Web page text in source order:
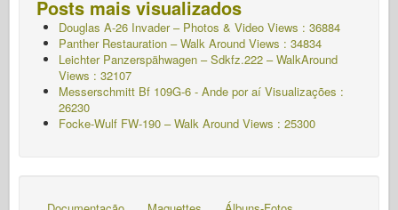
Posts mais visualizados
Douglas A-26 Invader – Photos & Video Views : 36884
Panther Restauration – Walk Around Views : 34834
Leichter Panzerspähwagen – Sdkfz.222 – WalkAround
Views : 32107
Messerschmitt Bf 109G-6 - Ande por aí Visualizações :
26230
Focke-Wulf FW-190 – Walk Around Views : 25300